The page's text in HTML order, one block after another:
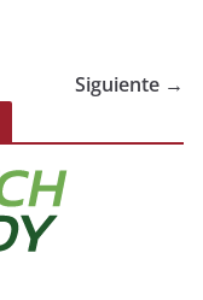
Siguiente →